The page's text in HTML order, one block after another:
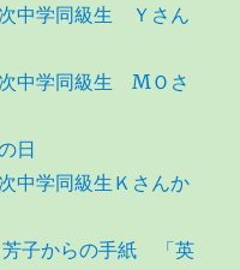
中学同級生 Ｙさん
中学同級生 MＯさ
日
中学同級生Ｋさんか
子からの手紙 「英